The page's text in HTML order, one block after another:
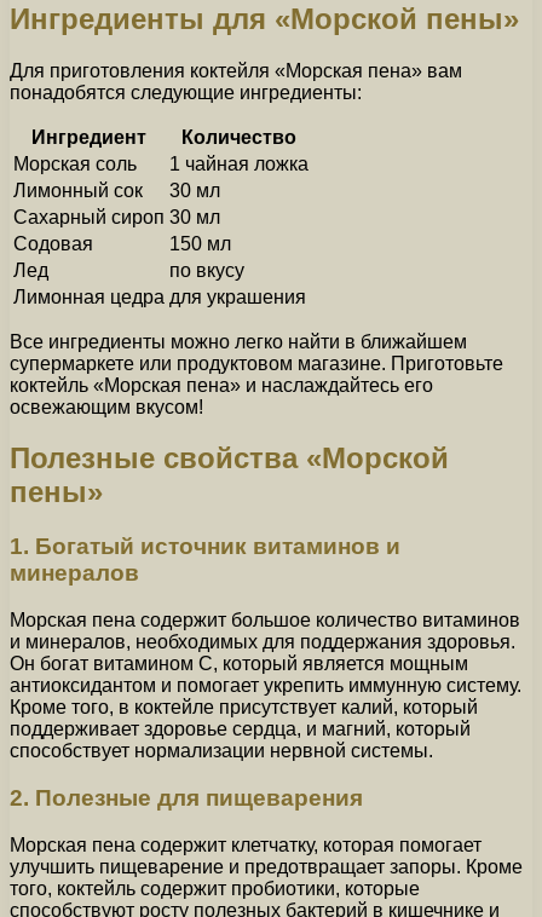
Ингредиенты для «Морской пены»
Для приготовления коктейля «Морская пена» вам
понадобятся следующие ингредиенты:
Ингредиент
Количество
Морская соль
1 чайная ложка
Лимонный сок
30 мл
Сахарный сироп 30 мл
Содовая
150 мл
Лед
по вкусу
Лимонная цедра для украшения
Все ингредиенты можно легко найти в ближайшем
супермаркете или продуктовом магазине. Приготовьте
коктейль «Морская пена» и наслаждайтесь его
освежающим вкусом!
Полезные свойства «Морской
пены»
1. Богатый источник витаминов и
минералов
Морская пена содержит большое количество витаминов
и минералов, необходимых для поддержания здоровья.
Он богат витамином C, который является мощным
антиоксидантом и помогает укрепить иммунную систему.
Кроме того, в коктейле присутствует калий, который
поддерживает здоровье сердца, и магний, который
способствует нормализации нервной системы.
2. Полезные для пищеварения
Морская пена содержит клетчатку, которая помогает
улучшить пищеварение и предотвращает запоры. Кроме
того, коктейль содержит пробиотики, которые
способствуют росту полезных бактерий в кишечнике и